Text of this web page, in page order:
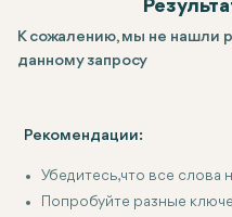
К сожалению, мы не нашли
данному запросу
Рекомендации:
Убедитесь, что все слова
Попробуйте разные